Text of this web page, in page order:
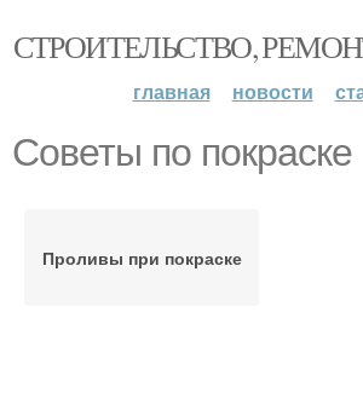
СТРОИТЕЛЬСТВО,
главная новости
Советы по покраске
Проливы при покраске